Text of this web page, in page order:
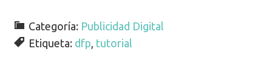
Categoría: Publicidad Digital
Etiqueta: dfp tutorial